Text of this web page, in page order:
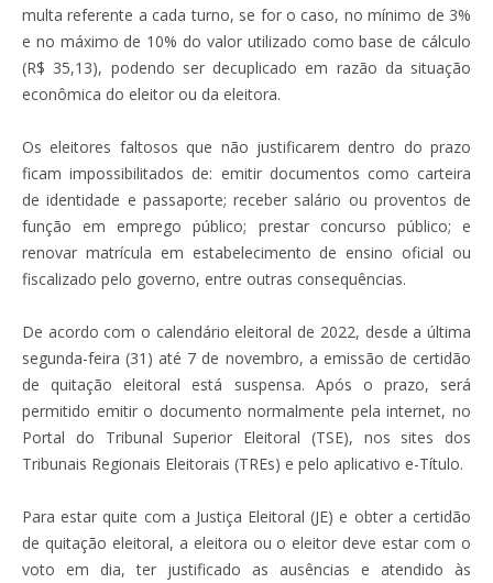
multa referente a cada turno, se for o caso, no mínimo de 3%
e no máximo de 10% do valor utilizado como base de cálculo
(R$ 35,13), podendo ser decuplicado em razão da situação
econômica do eleitor ou da eleitora.
Os eleitores faltosos que não justificarem dentro do prazo
ficam impossibilitados de: emitir documentos como carteira
de identidade e passaporte; receber salário ou proventos de
função em emprego público; prestar concurso público; e
renovar matrícula em estabelecimento de ensino oficial ou
fiscalizado pelo governo, entre outras consequências.
De acordo com o calendário eleitoral de 2022, desde a última
segunda-feira (31) até 7 de novembro, a emissão de certidão
de quitação eleitoral está suspensa. Após o prazo, será
permitido emitir o documento normalmente pela internet, no
Portal do Tribunal Superior Eleitoral (TSE), nos sites dos
Tribunais Regionais Eleitorais (TREs) e pelo aplicativo e-Título.
Para estar quite com a Justiça Eleitoral (JE) e obter a certidão
de quitação eleitoral, a eleitora ou o eleitor deve estar com o
voto em dia, ter justificado as ausências e atendido às